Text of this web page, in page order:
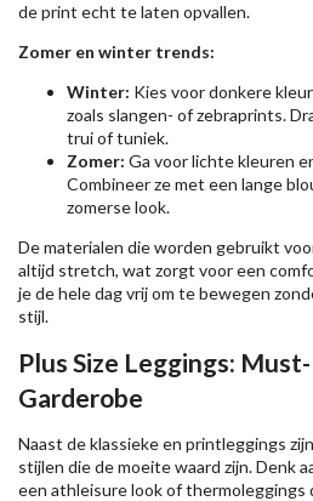
de print echt te laten opvallen.
Zomer en winter trends:
Winter: Kies voor donkere
zoals slangen- of zebraprints.
trui of tuniek.
Zomer: Ga voor lichte kleuren
Combineer ze met een lange
zomerse look.
De materialen die worden gebruikt
altijd stretch, wat zorgt voor een
je de hele dag vrij om te bewegen
stijl.
Plus Size Leggings:
Garderobe
Naast de klassieke en printleggings
stijlen die de moeite waard zijn. Denk
een athleisure look of thermoleggings